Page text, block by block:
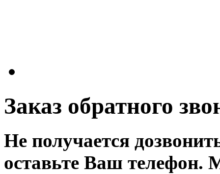
Заказ обратного
Не получается
оставьте Ваш